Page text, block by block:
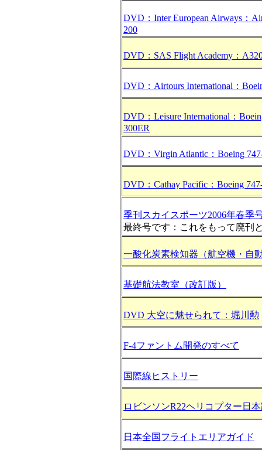
DVD：Inter European Airways：
200
DVD：SAS Flight Academy：
DVD：Airtours International：
DVD：Leisure International：
300ER
DVD：Virgin Atlantic：Boeing
DVD：Cathay Pacific：Boeing
季刊スカイスポーツ2006年春季
最終号です：これをもって廃刊
一酸化炭素検知器（航空機・自
基礎航法教室（改訂版）
DVD 大空に魅せられて：堀川勲
F-4ファントム開発のすべて
国際線ヒストリー
ロビンソンR22ヘリコプター日
日本全国フライトエリアガイド